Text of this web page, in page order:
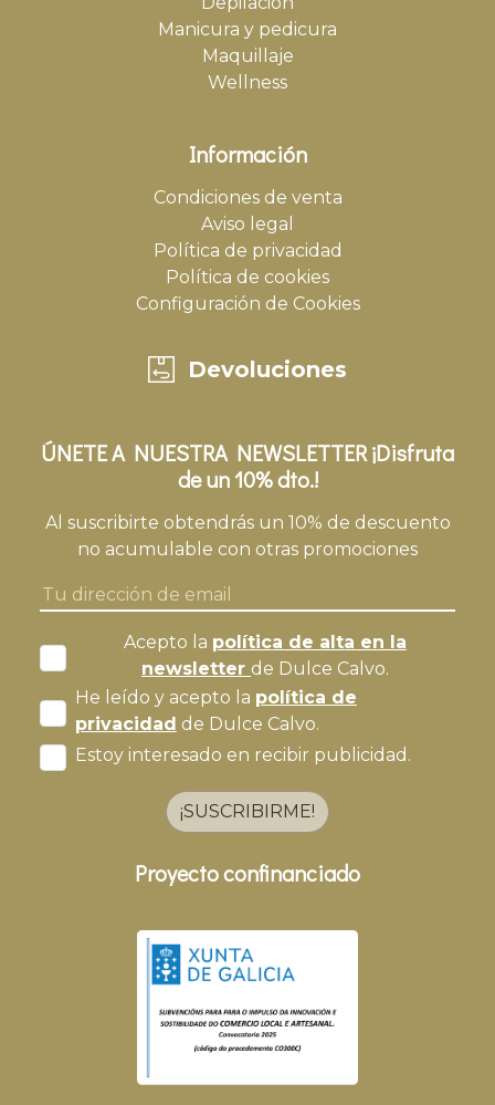
Manicura y pedicura
Maquillaje
Wellness
Información
Condiciones de venta
Aviso legal
Política de privacidad
Política de cookies
Configuración de Cookies
Devoluciones
ÚNETE A NUESTRA NEWSLETTER ¡Disfruta
de un 10% dto.!
Al suscribirte obtendrás un 10% de descuento
no acumulable con otras promociones
Acepto la política de alta en la
newsletter de Dulce Calvo.
He leído y acepto la política de
privacidad de Dulce Calvo.
Estoy interesado en recibir publicidad.
¡SUSCRIBIRME!
Proyecto confinanciado